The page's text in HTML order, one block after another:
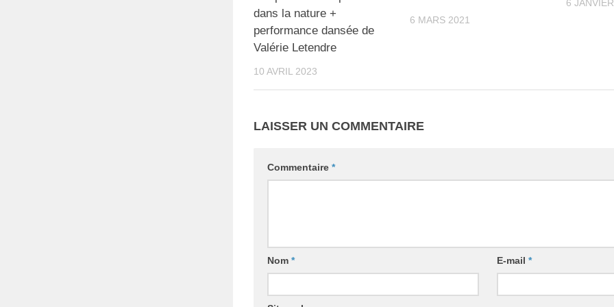
dans la nature +
performance dansée de
Valérie Letendre
10 AVRIL 2023
6 MARS 2021
6
LAISSER UN COMMENTAIRE
Commentaire *
Nom * E-mail *